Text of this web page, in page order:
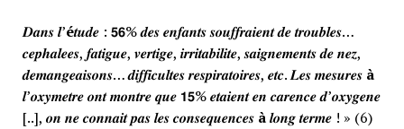
𝑫𝒂𝒏𝒔 𝒍’é𝒕𝒖𝒅𝒆 : 𝟱𝟲% 𝒅𝒆𝒔 𝒆𝒏𝒇𝒂𝒏𝒕𝒔 𝒔𝒐𝒖𝒇𝒇𝒓𝒂𝒊𝒆𝒏𝒕 𝒅𝒆 𝒕𝒓𝒐𝒖𝒃𝒍𝒆𝒔…
𝒄𝒆𝒑𝒉𝒂𝒍𝒆𝒆𝒔, 𝒇𝒂𝒕𝒊𝒈𝒖𝒆, 𝒗𝒆𝒓𝒕𝒊𝒈𝒆, 𝒊𝒓𝒓𝒊𝒕𝒂𝒃𝒊𝒍𝒊𝒕𝒆, 𝒔𝒂𝒊𝒈𝒏𝒆𝒎𝒆𝒏𝒕𝒔 𝒅𝒆 𝒏𝒆𝒛,
𝒅𝒆𝒎𝒂𝒏𝒈𝒆𝒂𝒊𝒔𝒐𝒏𝒔… 𝒅𝒊𝒇𝒇𝒊𝒄𝒖𝒍𝒕𝒆𝒔 𝒓𝒆𝒔𝒑𝒊𝒓𝒂𝒕𝒐𝒊𝒓𝒆𝒔, 𝒆𝒕𝒄. 𝑳𝒆𝒔 𝒎𝒆𝒔𝒖𝒓𝒆𝒔 à
𝒍’𝒐𝒙𝒚𝒎𝒆𝒕𝒓𝒆 𝒐𝒏𝒕 𝒎𝒐𝒏𝒕𝒓𝒆 𝒒𝒖𝒆 𝟭𝟱% 𝒆𝒕𝒂𝒊𝒆𝒏𝒕 𝒆𝒏 𝒄𝒂𝒓𝒆𝒏𝒄𝒆 𝒅’𝒐𝒙𝒚𝒈𝒆𝒏𝒆
[..], 𝒐𝒏 𝒏𝒆 𝒄𝒐𝒏𝒏𝒂𝒊𝒕 𝒑𝒂𝒔 𝒍𝒆𝒔 𝒄𝒐𝒏𝒔𝒆𝒒𝒖𝒆𝒏𝒄𝒆𝒔 à𝒍𝒐𝒏𝒈 𝒕𝒆𝒓𝒎𝒆 ! » (6)